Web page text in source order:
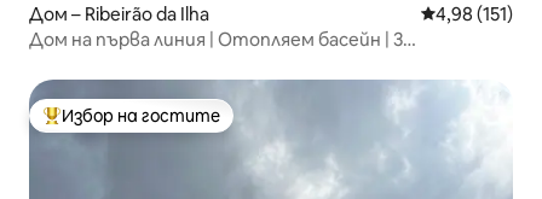
Дом – Ribeirão da Ilha Средна
4,98 (151)
Дом на първа линия | Отопляем басейн | 3
Най-популярен избор на гостите
Избор на гостите